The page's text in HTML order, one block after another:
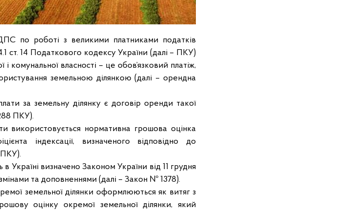
по роботі з великими платниками податків
ст. 14 Податкового кодексу України (далі – ПКУ)
комунальної власності – це обов’язковий платіж,
земельною ділянкою (далі – орендна
за земельну ділянку є договір оренди такої
ПКУ).
нормативна грошова оцінка
індексації, визначеного відповідно до
ПКУ).
визначено Законом України від 11 грудня
та доповненнями (далі – Закон № 1378).
земельної ділянки оформлюються як витяг з
оцінку окремої земельної ділянки, який